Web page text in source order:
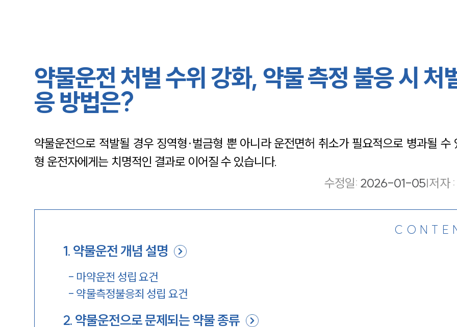
약물운전 처벌 수위 강화, 약물 측정 불응 시 처
응 방법은?
약물운전으로 적발될 경우 징역형·벌금형 뿐 아니라 운전면허 취소가 필요적으로 병과될 수
형 운전자에게는 치명적인 결과로 이어질 수 있습니다.
수정일: 2026-01-05|저자 :
1. 약물운전 개념 설명
- 마약운전 성립 요건
- 약물측정불응죄 성립 요건
2. 약물운전으로 문제되는 약물 종류